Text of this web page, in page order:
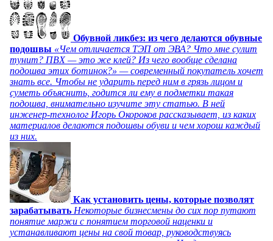
Обувной ликбез: из чего делаются обувные
подошвы «Чем отличается ТЭП от ЭВА? Что мне сулит
тунит? ПВХ — это же клей? Из чего вообще сделана
подошва этих ботинок?» — современный покупатель хочет
знать все. Чтобы не ударить перед ним в грязь лицом и
суметь объяснить, годится ли ему в подметки такая
подошва, внимательно изучите эту статью. В ней
инженер-технолог Игорь Окороков рассказывает, из каких
материалов делаются подошвы обуви и чем хорош каждый
из них.
Как установить цены, которые позволят
зарабатывать Некоторые бизнесмены до сих пор путают
понятие маржи с понятием торговой наценки и
устанавливают цены на свой товар, руководствуясь